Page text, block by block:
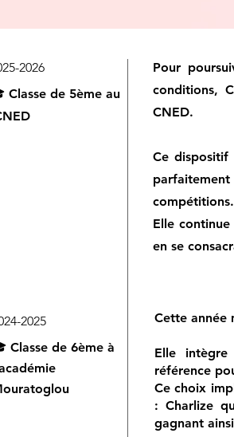
2026
Classe de 5ème au
Pour
conditions,
CNED.
Ce
compétitions.
Elle
en se
2025
Classe de 6ème à
Cette année
Elle intègre
référence
Ce choix
: Charlize
gagnant